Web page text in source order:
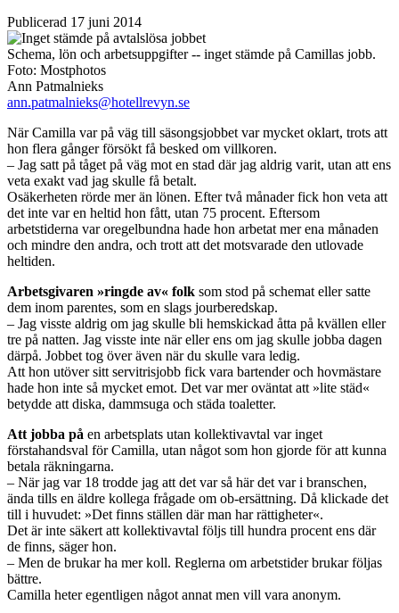
Publicerad 17 juni 2014
Schema, lön och arbetsuppgifter -- inget stämde på Camillas jobb.
Foto: Mostphotos
Ann Patmalnieks
ann.patmalnieks@hotellrevyn.se
När Camilla var på väg till säsongsjobbet var mycket oklart, trots att
hon flera gånger försökt få besked om villkoren.
– Jag satt på tåget på väg mot en stad där jag aldrig varit, utan att ens
veta exakt vad jag skulle få betalt.
Osäkerheten rörde mer än lönen. Efter två månader fick hon veta att
det inte var en heltid hon fått, utan 75 procent. Eftersom
arbetstiderna var oregelbundna hade hon arbetat mer ena månaden
och mindre den andra, och trott att det motsvarade den utlovade
heltiden.
Arbetsgivaren »ringde av« folk som stod på schemat eller satte
dem inom parentes, som en slags jourberedskap.
– Jag visste aldrig om jag skulle bli hemskickad åtta på kvällen eller
tre på natten. Jag visste inte när eller ens om jag skulle jobba dagen
därpå. Jobbet tog över även när du skulle vara ledig.
Att hon utöver sitt servitrisjobb fick vara bartender och hovmästare
hade hon inte så mycket emot. Det var mer oväntat att »lite städ«
betydde att diska, dammsuga och städa toaletter.
Att jobba på en arbetsplats utan kollektivavtal var inget
förstahandsval för Camilla, utan något som hon gjorde för att kunna
betala räkningarna.
– När jag var 18 trodde jag att det var så här det var i branschen,
ända tills en äldre kollega frågade om ob-ersättning. Då klickade det
till i huvudet: »Det finns ställen där man har rättigheter«.
Det är inte säkert att kollektivavtal följs till hundra procent ens där
de finns, säger hon.
– Men de brukar ha mer koll. Reglerna om arbetstider brukar följas
bättre.
Camilla heter egentligen något annat men vill vara anonym.